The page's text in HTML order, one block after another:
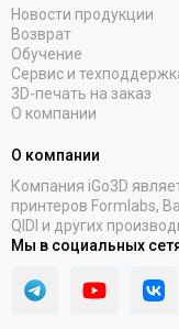
Новости продукции
Возврат
Обучение
Сервис и
3D-печать на заказ
О компании
О компании
Компания iGo3D
принтеров Formlabs,
QIDI и других
Мы в социальных